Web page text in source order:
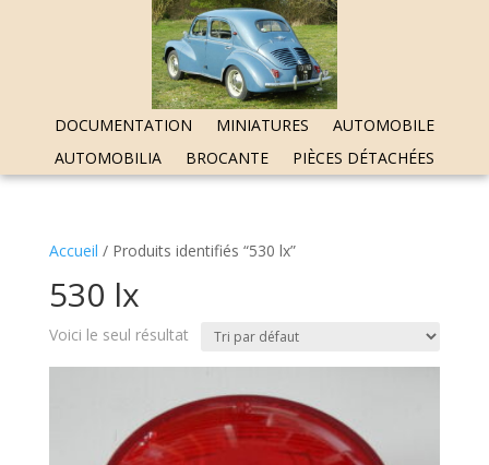
DOCUMENTATION MINIATURES
AUTOMOBILE
AUTOMOBILIA
BROCANTE PIÈCES DÉTACHÉES
Accueil / Produits identifiés “530 lx”
530 lx
Voici le seul résultat